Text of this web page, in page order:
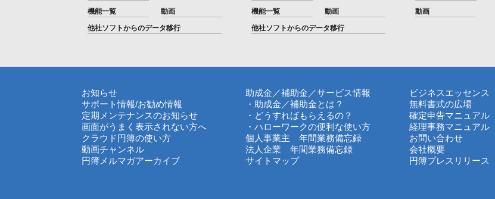
機能一覧
動画
他社ソフトからのデータ移行
機能一覧
動画
他社ソフトからのデータ移行
動画
お知らせ
サポート情報/お勧め情報
定期メンテナンスのお知らせ
画面がうまく表示されない方へ
クラウド円簿の使い方
動画チャンネル
円簿メルマガアーカイブ
助成金／補助金／サービス情報
・助成金／補助金とは？
・どうすればもらえるの？
・ハローワークの便利な使い方
個人事業主 年間業務備忘録
法人企業 年間業務備忘録
サイトマップ
ビジネスエッセンス
無料書式の広場
確定申告マニュアル
経理事務マニュアル
お問い合わせ
会社概要
円簿プレスリリース